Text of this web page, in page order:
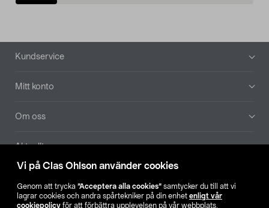
Vi på Clas Ohlson använder cookies
Genom att trycka ”Acceptera alla cookies” samtycker du till att vi
lagrar cookies och andra spårtekniker på din enhet enligt vår
cookiepolicy för att förbättra upplevelsen på vår webbplats,
Sidfot
Kundservice
Mitt konto
Om oss
Aktuellt
Hitta butik